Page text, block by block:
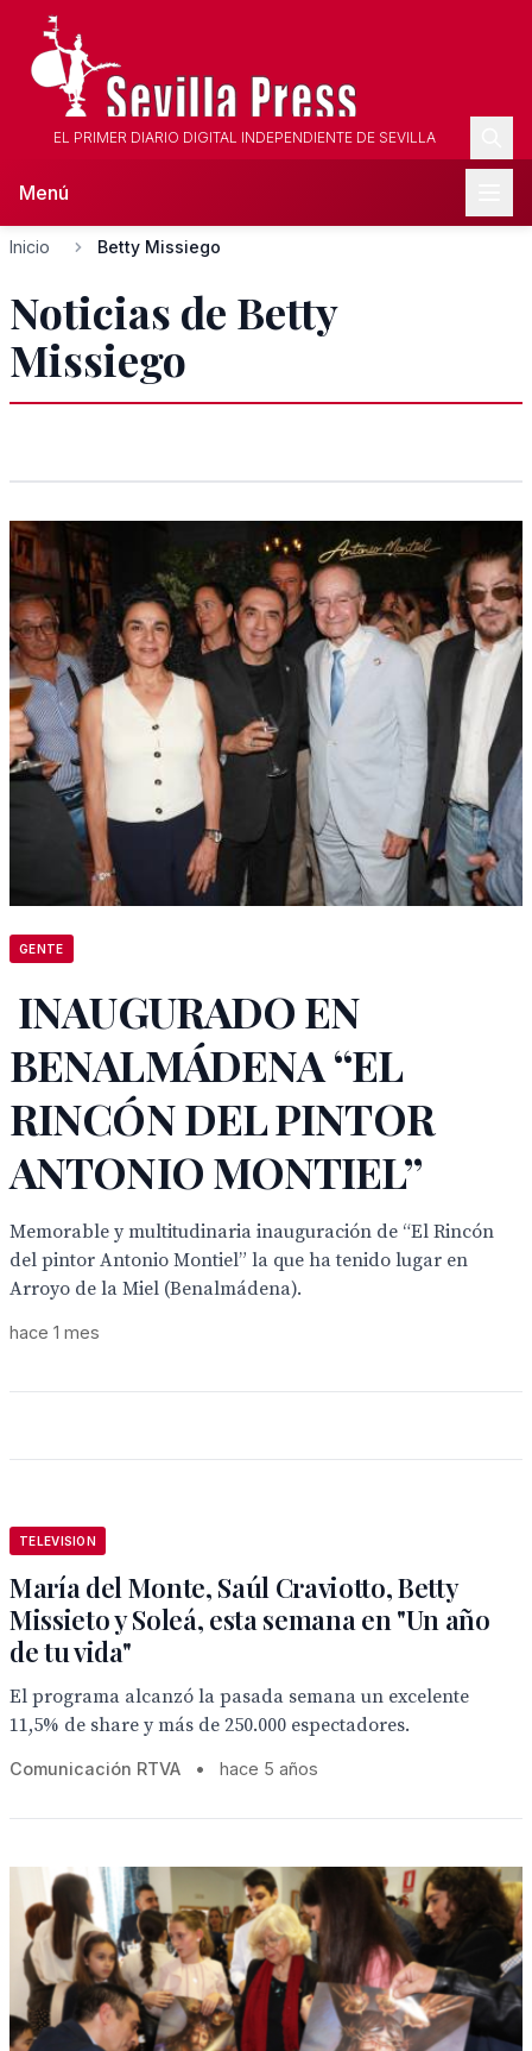
EL PRIMER DIARIO DIGITAL INDEPENDIENTE DE SEVILLA
Menú
Inicio Betty Missiego
Noticias de Betty
Missiego
GENTE
INAUGURADO EN
BENALMÁDENA “EL
RINCÓN DEL PINTOR
ANTONIO MONTIEL”
Memorable y multitudinaria inauguración de “El Rincón
del pintor Antonio Montiel” la que ha tenido lugar en
Arroyo de la Miel (Benalmádena).
hace 1 mes
TELEVISION
María del Monte, Saúl Craviotto, Betty
Missieto y Soleá, esta semana en "Un año
de tu vida"
El programa alcanzó la pasada semana un excelente
11,5% de share y más de 250.000 espectadores.
Comunicación RTVA • hace 5 años